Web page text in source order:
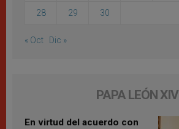
28 29 30
« Oct Dic »
PAPA LEÓN XIV
En virtud del acuerdo con